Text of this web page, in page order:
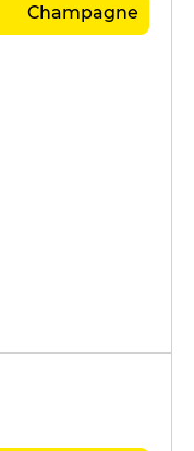
Champagne